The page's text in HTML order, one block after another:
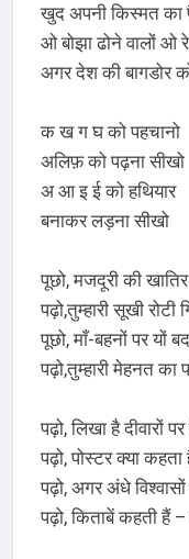
खुद अपनी किस्मत का
ओ बोझा ढोने वालों ओ
अगर देश की बागडोर
क ख ग घ को पहचानो
अलिफ़ को पढ़ना सीखो
अ आ इ ई को हथियार
बनाकर लड़ना सीखो
पूछो, मजदूरी की
पढ़ो,तुम्हारी सूखी
पूछो, माँ-बहनों पर यों
पढ़ो,तुम्हारी मेहनत
पढ़ो, लिखा है दीवारों
पढ़ो, पोस्टर क्या कहता
पढ़ो, अगर अंधे
पढ़ो, किताबें कहती हैं –